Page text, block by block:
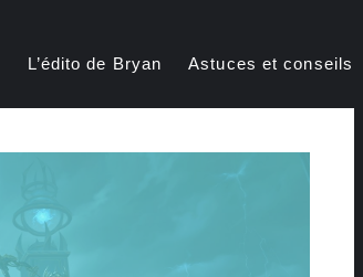
L’édito de Bryan Astuces et conseils